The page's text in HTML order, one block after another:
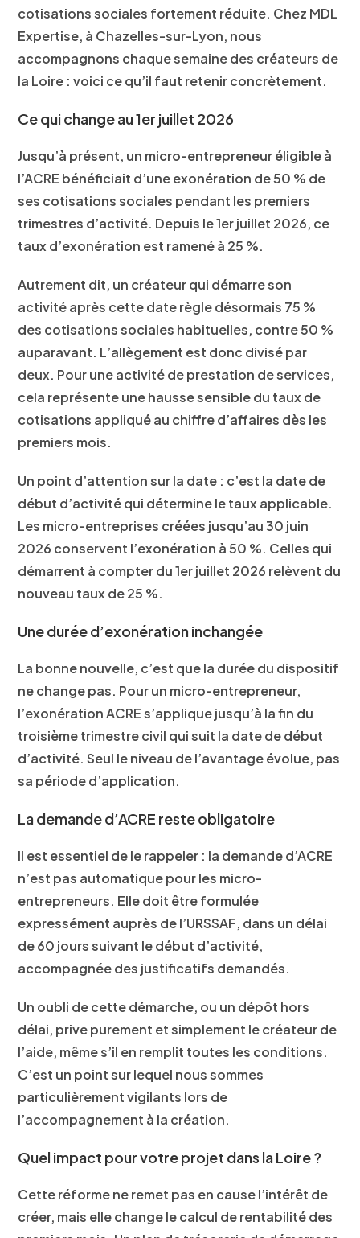
cotisations sociales fortement réduite. Chez MDL
Expertise, à Chazelles-sur-Lyon, nous
accompagnons chaque semaine des créateurs de
la Loire : voici ce qu’il faut retenir concrètement.
Ce qui change au 1er juillet 2026
Jusqu’à présent, un micro-entrepreneur éligible à
l’ACRE bénéficiait d’une exonération de 50 % de
ses cotisations sociales pendant les premiers
trimestres d’activité. Depuis le 1er juillet 2026, ce
taux d’exonération est ramené à 25 %.
Autrement dit, un créateur qui démarre son
activité après cette date règle désormais 75 %
des cotisations sociales habituelles, contre 50 %
auparavant. L’allègement est donc divisé par
deux. Pour une activité de prestation de services,
cela représente une hausse sensible du taux de
cotisations appliqué au chiffre d’affaires dès les
premiers mois.
Un point d’attention sur la date : c’est la date de
début d’activité qui détermine le taux applicable.
Les micro-entreprises créées jusqu’au 30 juin
2026 conservent l’exonération à 50 %. Celles qui
démarrent à compter du 1er juillet 2026 relèvent du
nouveau taux de 25 %.
Une durée d’exonération inchangée
La bonne nouvelle, c’est que la durée du dispositif
ne change pas. Pour un micro-entrepreneur,
l’exonération ACRE s’applique jusqu’à la fin du
troisième trimestre civil qui suit la date de début
d’activité. Seul le niveau de l’avantage évolue, pas
sa période d’application.
La demande d’ACRE reste obligatoire
Il est essentiel de le rappeler : la demande d’ACRE
n’est pas automatique pour les micro-
entrepreneurs. Elle doit être formulée
expressément auprès de l’URSSAF, dans un délai
de 60 jours suivant le début d’activité,
accompagnée des justificatifs demandés.
Un oubli de cette démarche, ou un dépôt hors
délai, prive purement et simplement le créateur de
l’aide, même s’il en remplit toutes les conditions.
C’est un point sur lequel nous sommes
particulièrement vigilants lors de
l’accompagnement à la création.
Quel impact pour votre projet dans la Loire ?
Cette réforme ne remet pas en cause l’intérêt de
créer, mais elle change le calcul de rentabilité des